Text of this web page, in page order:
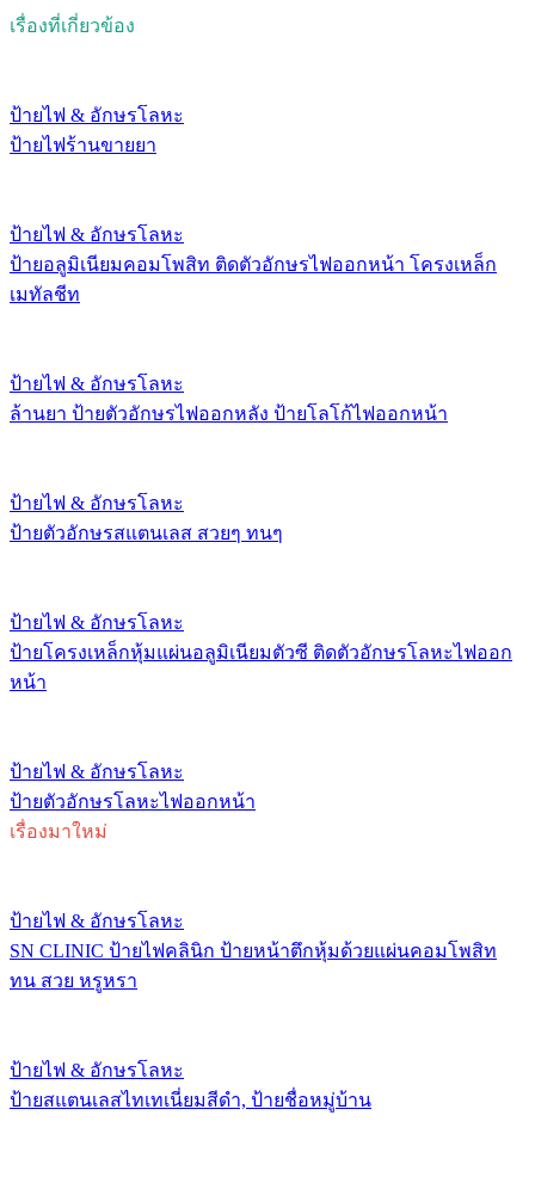
เรื่องที่เกี่ยวข้อง
ป้ายไฟ & อักษรโลหะ
ป้ายไฟร้านขายยา
ป้ายไฟ & อักษรโลหะ
ป้ายอลูมิเนียมคอมโพสิท ติดตัวอักษรไฟออกหน้า โครงเหล็ก
เมทัลชีท
ป้ายไฟ & อักษรโลหะ
ล้านยา ป้ายตัวอักษรไฟออกหลัง ป้ายโลโก้ไฟออกหน้า
ป้ายไฟ & อักษรโลหะ
ป้ายตัวอักษรสแตนเลส สวยๆ ทนๆ
ป้ายไฟ & อักษรโลหะ
ป้ายโครงเหล็กหุ้มแผ่นอลูมิเนียมตัวซี ติดตัวอักษรโลหะไฟออก
หน้า
ป้ายไฟ & อักษรโลหะ
ป้ายตัวอักษรโลหะไฟออกหน้า
เรื่องมาใหม่
ป้ายไฟ & อักษรโลหะ
SN CLINIC ป้ายไฟคลินิก ป้ายหน้าตึกหุ้มด้วยแผ่นคอมโพสิท
ทน สวย หรูหรา
ป้ายไฟ & อักษรโลหะ
ป้ายสแตนเลสไทเทเนี่ยมสีดำ, ป้ายชื่อหมู่บ้าน